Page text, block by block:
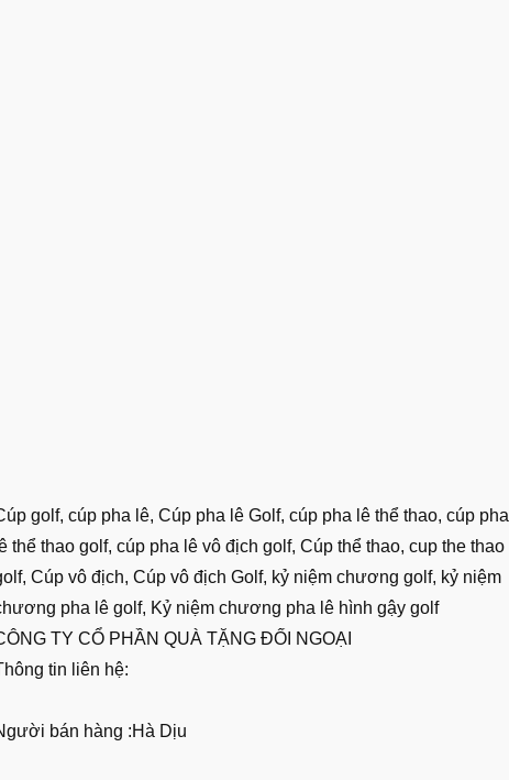
golf, cúp pha lê, Cúp pha lê Golf, cúp pha lê thể thao, cúp pha
thể thao golf, cúp pha lê vô địch golf, Cúp thể thao, cup the thao
Cúp vô địch, Cúp vô địch Golf, kỷ niệm chương golf, kỷ niệm
pha lê golf, Kỷ niệm chương pha lê hình gậy golf
TY CỔ PHẦN QUÀ TẶNG ĐỐI NGOẠI
tin liên hệ:
bán hàng :Hà Dịu